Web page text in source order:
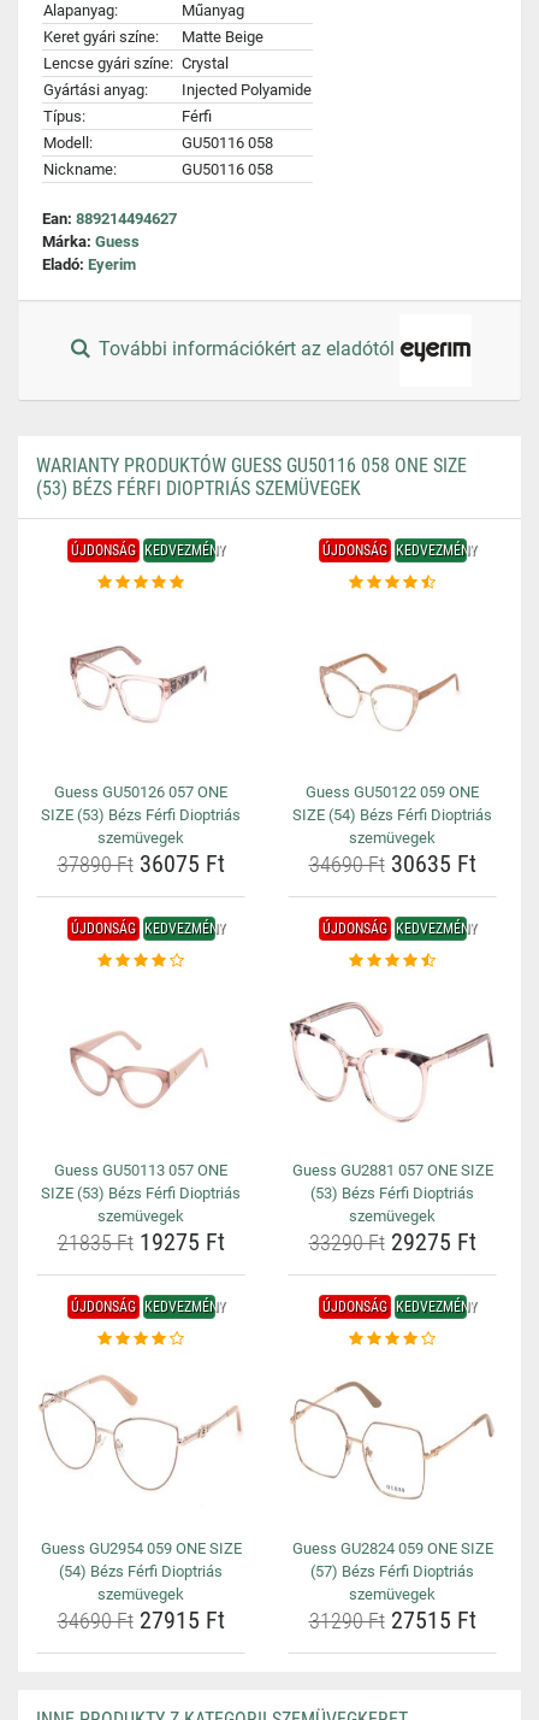
Alapanyag:
Műanyag
Keret gyári színe:
Matte Beige
Lencse gyári színe: Crystal
Gyártási anyag:
Injected Polyamide
Típus:
Férfi
Modell:
GU50116 058
Nickname:
GU50116 058
Ean: 889214494627
Márka: Guess
Eladó: Eyerim
További információkért az eladótól
WARIANTY PRODUKTÓW GUESS GU50116 058 ONE SIZE
(53) BÉZS FÉRFI DIOPTRIÁS SZEMÜVEGEK
ÚJDONSÁG KEDVEZMÉNY
Guess GU50126 057 ONE
SIZE (53) Bézs Férfi Dioptriás
szemüvegek
37890 Ft36075 Ft
ÚJDONSÁG KEDVEZMÉNY
Guess GU50122 059 ONE
SIZE (54) Bézs Férfi Dioptriás
szemüvegek
34690 Ft30635 Ft
ÚJDONSÁG KEDVEZMÉNY
Guess GU50113 057 ONE
SIZE (53) Bézs Férfi Dioptriás
szemüvegek
21835 Ft19275 Ft
ÚJDONSÁG KEDVEZMÉNY
Guess GU2881 057 ONE SIZE
(53) Bézs Férfi Dioptriás
szemüvegek
33290 Ft29275 Ft
ÚJDONSÁG KEDVEZMÉNY
Guess GU2954 059 ONE SIZE
(54) Bézs Férfi Dioptriás
szemüvegek
34690 Ft27915 Ft
ÚJDONSÁG KEDVEZMÉNY
Guess GU2824 059 ONE SIZE
(57) Bézs Férfi Dioptriás
szemüvegek
31290 Ft27515 Ft